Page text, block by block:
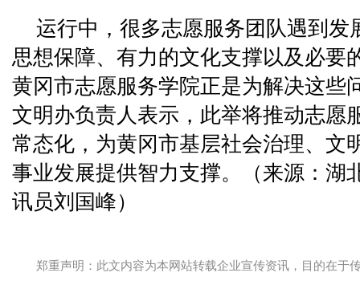
运行中，很多志愿服务团队遇到
思想保障、有力的文化支撑以及必要
黄冈市志愿服务学院正是为解决这些
文明办负责人表示，此举将推动志愿
常态化，为黄冈市基层社会治理、文
事业发展提供智力支撑。（来源：湖
讯员刘国峰）
郑重声明：此文内容为本网站转载企业宣传资讯，目的在于